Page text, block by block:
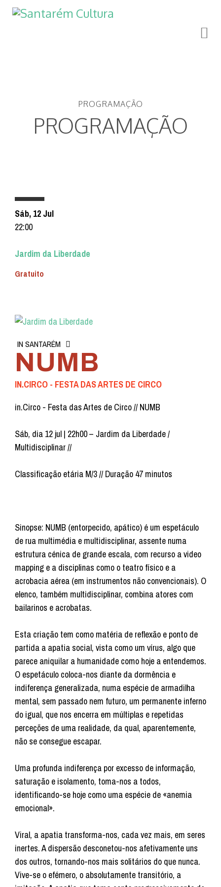
PROGRAMAÇÃO
PROGRAMAÇÃO
Sáb, 12 Jul
22:00
Jardim da Liberdade
Gratuito
IN SANTARÉM
NUMB
IN.CIRCO - FESTA DAS ARTES DE CIRCO
in.Circo - Festa das Artes de Circo // NUMB
Sáb, dia 12 jul | 22h00 – Jardim da Liberdade /
Multidisciplinar //
Classificação etária M/3 // Duração 47 minutos
Sinopse: NUMB (entorpecido, apático) é um espetáculo
de rua multimédia e multidisciplinar, assente numa
estrutura cénica de grande escala, com recurso a video
mapping e a disciplinas como o teatro físico e a
acrobacia aérea (em instrumentos não convencionais). O
elenco, também multidisciplinar, combina atores com
bailarinos e acrobatas.
Esta criação tem como matéria de reflexão e ponto de
partida a apatia social, vista como um vírus, algo que
parece aniquilar a humanidade como hoje a entendemos.
O espetáculo coloca-nos diante da dormência e
indiferença generalizada, numa espécie de armadilha
mental, sem passado nem futuro, um permanente inferno
do igual, que nos encerra em múltiplas e repetidas
perceções de uma realidade, da qual, aparentemente,
não se consegue escapar.
Uma profunda indiferença por excesso de informação,
saturação e isolamento, toma-nos a todos,
identificando-se hoje como uma espécie de «anemia
emocional».
Viral, a apatia transforma-nos, cada vez mais, em seres
inertes. A dispersão desconetou-nos afetivamente uns
dos outros, tornando-nos mais solitários do que nunca.
Vive-se o efémero, o absolutamente transitório, a